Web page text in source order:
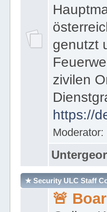
genutzt
zivilen
https://
Moderator:
★ Security ULC Staff
🚨